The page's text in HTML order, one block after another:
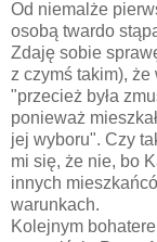
Od niemalże
osobą twardo
Zdaję sobie
z czymś takim),
"przecież była
ponieważ
jej wyboru". Czy
mi się, że nie, bo
innych
warunkach.
Kolejnym